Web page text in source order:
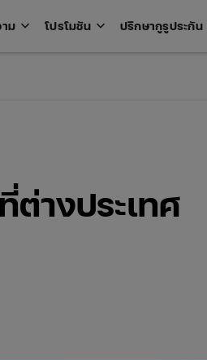
ม keyboard_arrow_down Open
โปรโมชัน keyboard_arrow_down Open
ปรึกษากูรูประกัน
ต่างประเทศ